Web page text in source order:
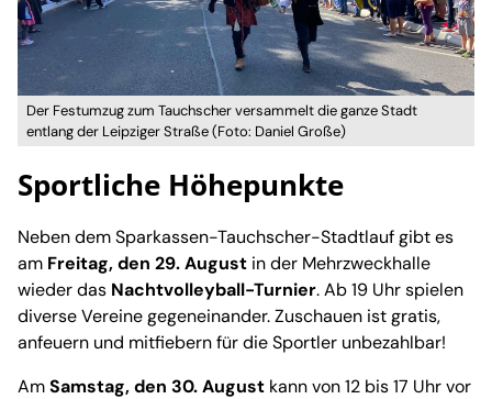
Der Festumzug zum Tauchscher versammelt die ganze Stadt
entlang der Leipziger Straße (Foto: Daniel Große)
Sportliche Höhepunkte
Neben dem Sparkassen-Tauchscher-Stadtlauf gibt es
am Freitag, den 29. August in der Mehrzweckhalle
wieder das Nachtvolleyball-Turnier. Ab 19 Uhr spielen
diverse Vereine gegeneinander. Zuschauen ist gratis,
anfeuern und mitfiebern für die Sportler unbezahlbar!
AmSamstag, den 30. August kann von 12 bis 17 Uhr vor